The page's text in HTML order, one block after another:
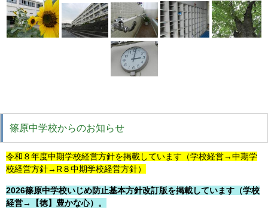
篠原中学校からのお知らせ
令和８年度中期学校経営方針を掲載しています（学校経営→中期学
校経営方針→R８中期学校経営方針）
2026篠原中学校いじめ防止基本方針改訂版を掲載しています（学校
経営→【徳】豊かな心）。